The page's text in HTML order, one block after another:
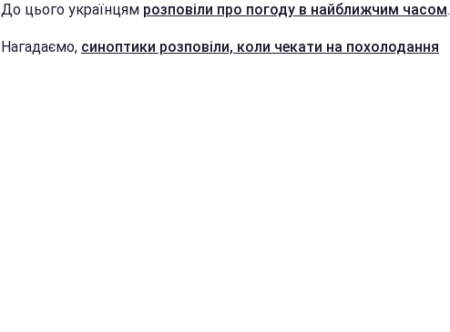
До цього українцям розповіли про погоду в найближчим часом.
Нагадаємо, синоптики розповіли, коли чекати на похолодання